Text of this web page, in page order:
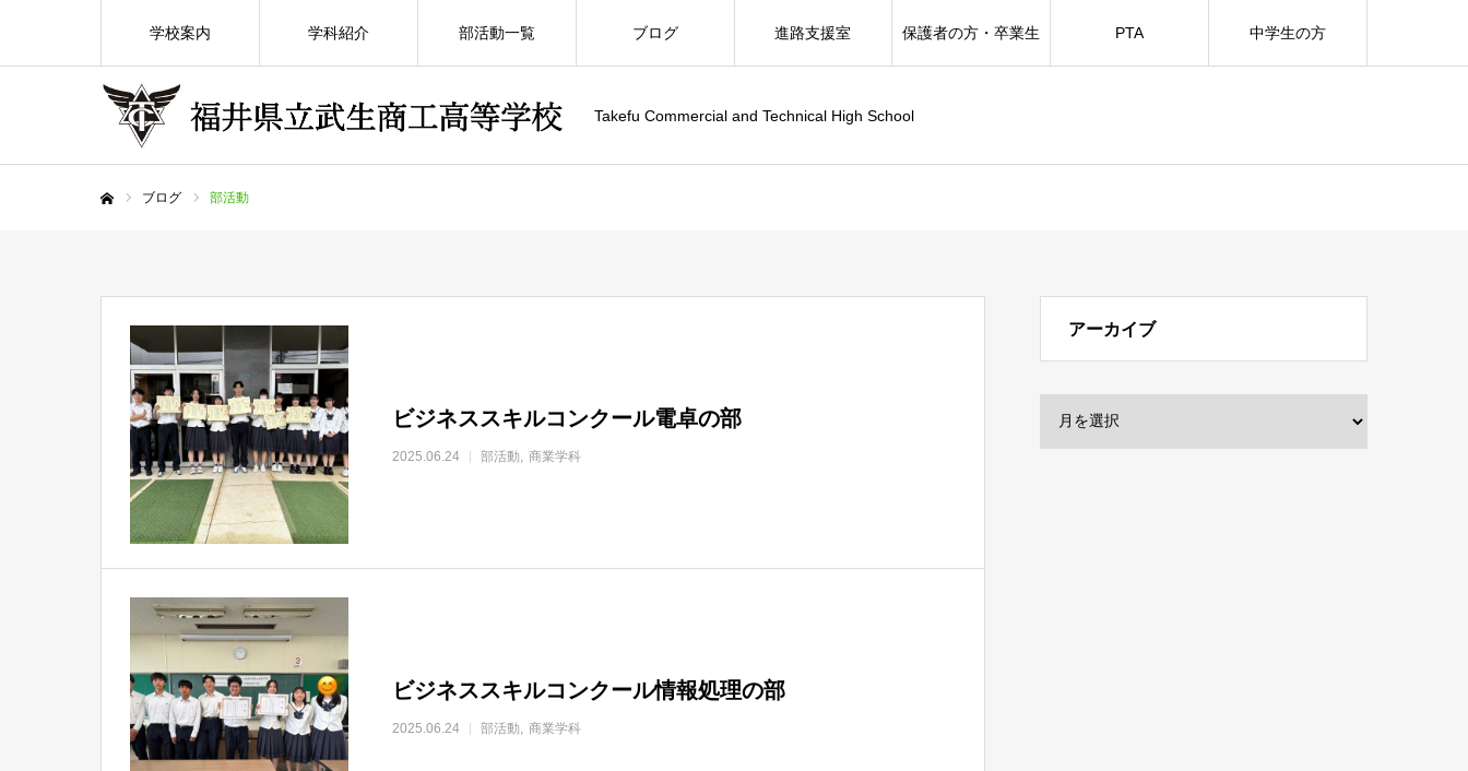
Takefu Commercial and Technical High School
学校案内 学科紹介 部活動一覧 ブログ 進路支援室 保護者の方・卒業生 PTA 中学生の方
ブログ 部活動
ビジネススキルコンクール電卓の部
2025.06.24 部活動 商業学科
ビジネススキルコンクール情報処理の部
2025.06.24 部活動 商業学科
アーカイブ